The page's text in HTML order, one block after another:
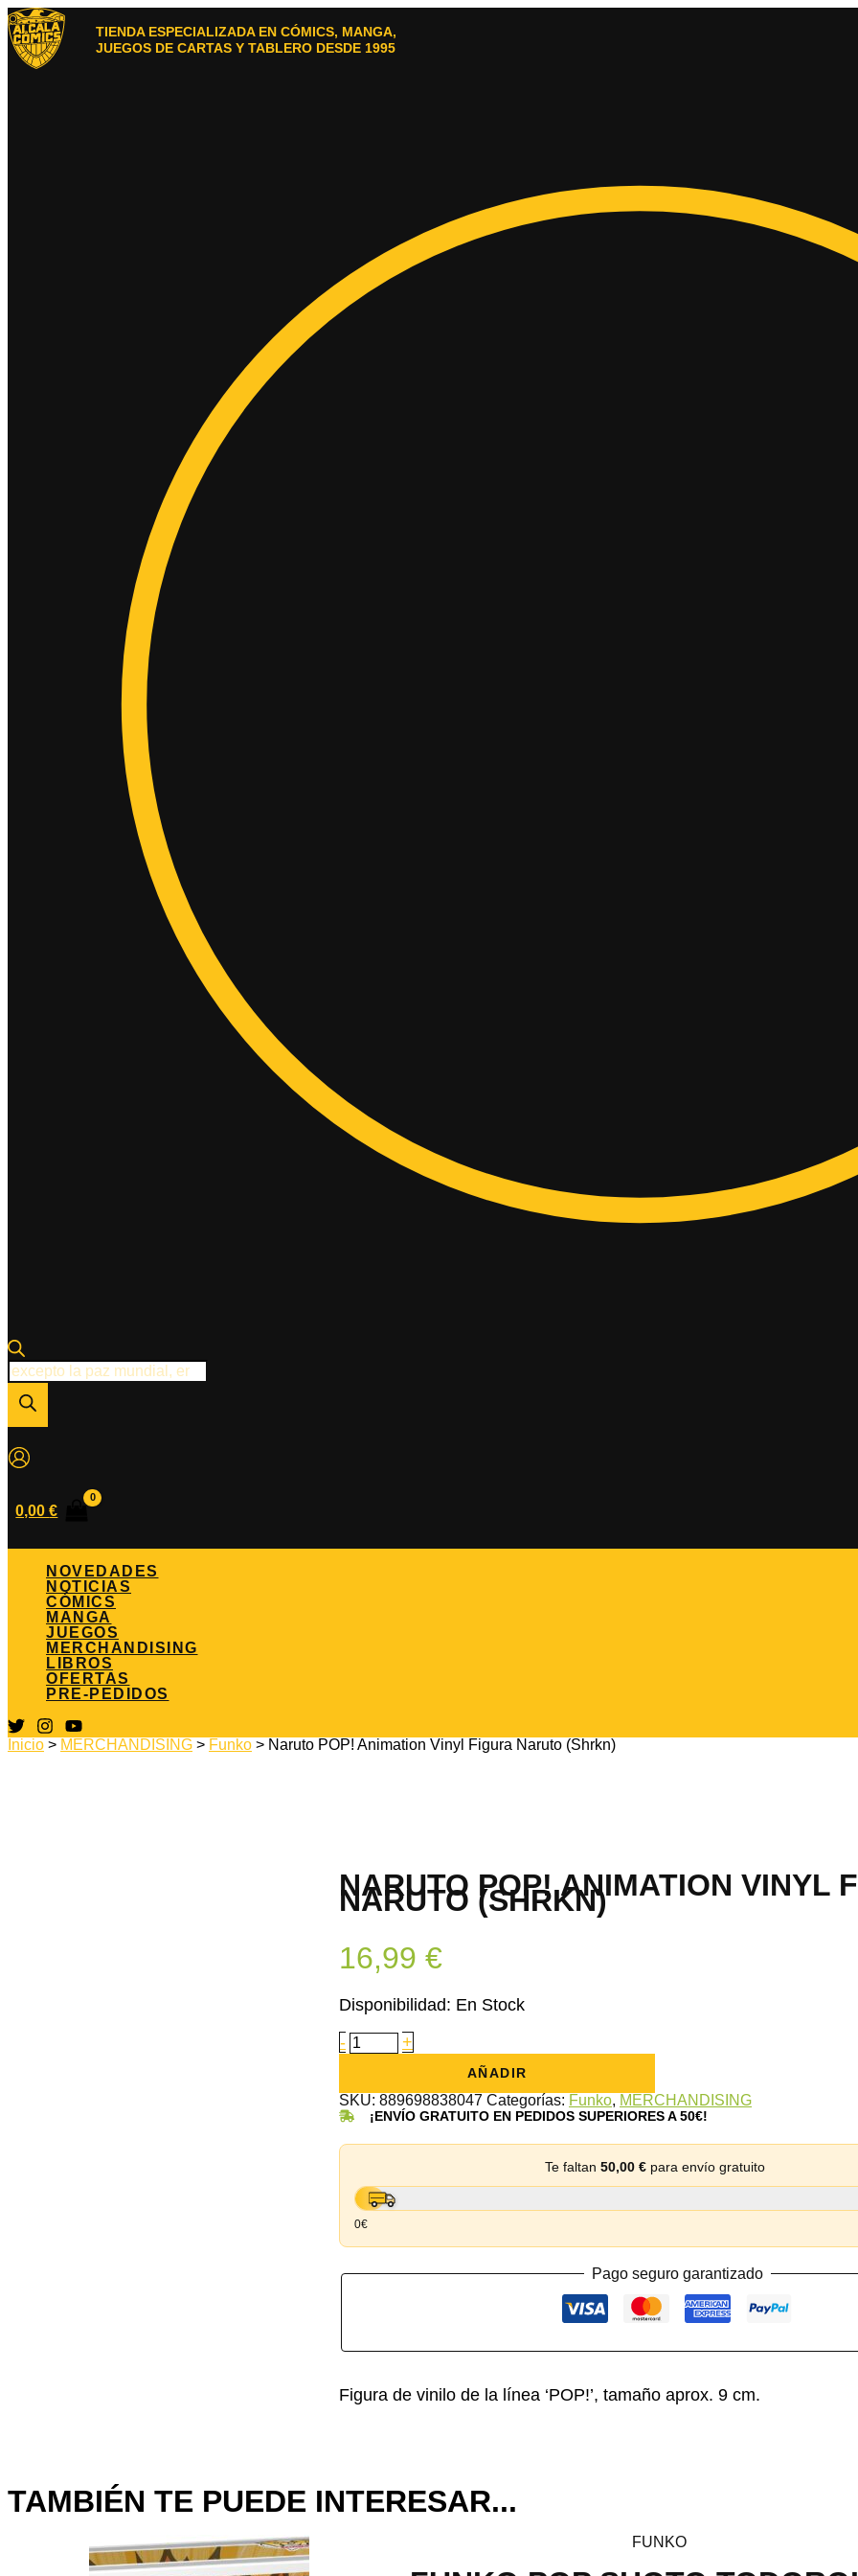
Ir
al
contenido
TIENDA ESPECIALIZADA EN CÓMICS, MANGA,
JUEGOS DE CARTAS Y TABLERO DESDE 1995
Búsqueda
de
productos
0,00€
NOVEDADES
NOTICIAS
CÓMICS
MANGA
JUEGOS
MERCHANDISING
LIBROS
OFERTAS
PRE-PEDIDOS
Inicio > MERCHANDISING > Funko > Naruto POP! Animation Vinyl Figura Naruto (Shrkn)
NARUTO POP! ANIMATION VINYL
NARUTO (SHRKN)
16,99 €
Disponibilidad: En Stock
- Naruto
POP!
Figura
Naruto
cantidad
+
AÑADIR
SKU: 889698838047 Categorías: Funko, MERCHANDISING
¡ENVÍO GRATUITO EN PEDIDOS SUPERIORES A 50€!
Te faltan 50,00 € para envío gratuito
0€
Pago seguro garantizado
Figura de vinilo de la línea ‘POP!’, tamaño aprox. 9 cm.
TAMBIÉN TE PUEDE INTERESAR...
FUNKO